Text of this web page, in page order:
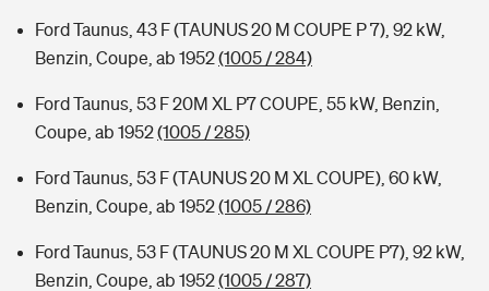
Ford Taunus, 43 F (TAUNUS 20 M COUPE P 7), 92 kW,
Benzin, Coupe, ab 1952(1005 / 284)
Ford Taunus, 53 F 20M XL P7 COUPE, 55 kW, Benzin,
Coupe, ab 1952(1005 / 285)
Ford Taunus, 53 F (TAUNUS 20 M XL COUPE), 60 kW,
Benzin, Coupe, ab 1952(1005 / 286)
Ford Taunus, 53 F (TAUNUS 20 M XL COUPE P7), 92 kW,
Benzin, Coupe, ab 1952(1005 / 287)